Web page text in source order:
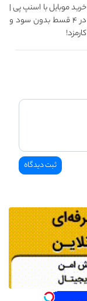
خرید موبایل با اسنپ پی |
در ۴ قسط بدون سود و
کارمزد!